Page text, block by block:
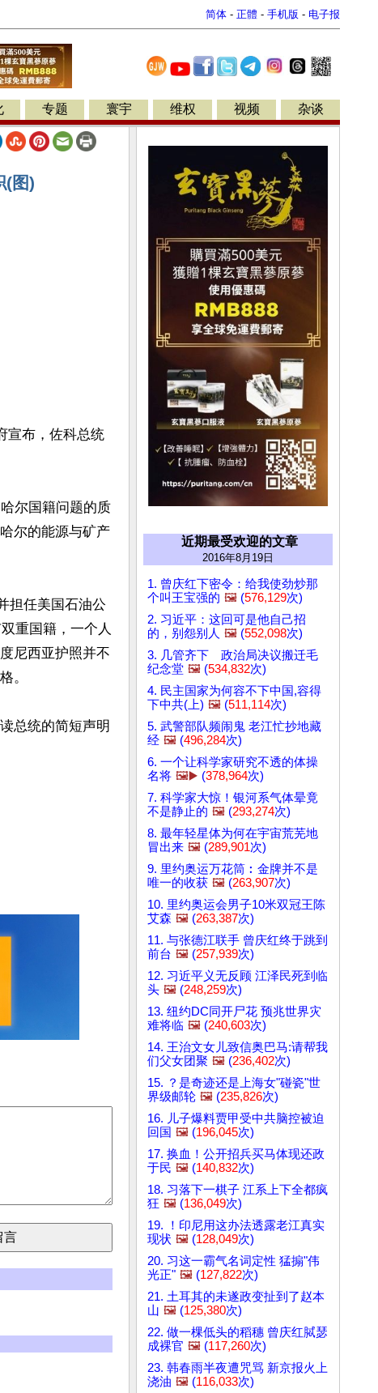
简体 - 正體 - 手机版 - 电子报
专题 寰宇 维权 视频 杂谈
(图)
宣布，佐科总统
尔国籍问题的质
尔的能源与矿产
担任美国石油公
重国籍，一个人
尼西亚护照并不
。
总统的简短声明
近期最受欢迎的文章
2016年8月19日
1. 曾庆红下密令：给我使劲炒那
个叫王宝强的 🖼️ (576,129次)
2. 习近平：这回可是他自己招
的，别怨别人 🖼️ (552,098次)
3. 几管齐下 政治局决议搬迁毛
纪念堂 🖼️ (534,832次)
4. 民主国家为何容不下中国,容得
下中共(上) 🖼️ (511,114次)
5. 武警部队频闹鬼 老江忙抄地藏
经 🖼️ (496,284次)
6. 一个让科学家研究不透的体操
名将 🖼️▶️ (378,964次)
7. 科学家大惊！银河系气体晕竟
不是静止的 🖼️ (293,274次)
8. 最年轻星体为何在宇宙荒芜地
冒出来 🖼️ (289,901次)
9. 里约奥运万花筒︰金牌并不是
唯一的收获 🖼️ (263,907次)
10. 里约奥运会男子10米双冠王陈
艾森 🖼️ (263,387次)
11. 与张德江联手 曾庆红终于跳到
前台 🖼️ (257,939次)
12. 习近平义无反顾 江泽民死到临
头 🖼️ (248,259次)
13. 纽约DC同开尸花 预兆世界灾
难将临 🖼️ (240,603次)
14. 王治文女儿致信奥巴马:请帮我
们父女团聚 🖼️ (236,402次)
15. ？是奇迹还是上海女"碰瓷"世
界级邮轮 🖼️ (235,826次)
16. 儿子爆料贾甲受中共脑控被迫
回国 🖼️ (196,045次)
17. 换血！公开招兵买马体现还政
于民 🖼️ (140,832次)
18. 习落下一棋子 江系上下全都疯
狂 🖼️ (136,049次)
19. ！印尼用这办法透露老江真实
现状 🖼️ (128,049次)
20. 习这一霸气名词定性 猛搧"伟
光正" 🖼️ (127,822次)
21. 土耳其的未遂政变扯到了赵本
山 🖼️ (125,380次)
22. 做一棵低头的稻穗 曾庆红脦瑟
成裸官 🖼️ (117,260次)
23. 韩春雨半夜遭咒骂 新京报火上
浇油 🖼️ (116,033次)